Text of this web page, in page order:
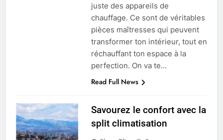
juste des appareils de
chauffage. Ce sont de véritables
pièces maîtresses qui peuvent
transformer ton intérieur, tout en
réchauffant ton espace à la
perfection. On va te…
Read Full News
Savourez le confort avec la
split climatisation